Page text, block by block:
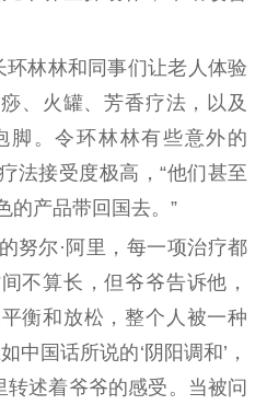
人才
职称评审
资源
服务
服务
登记服务
服务
平台
文艺创作
服务管理
出版
新闻发布工作备
林林和同事们让老人体验
、火罐、芳香疗法，以及
脚。令环林林有些意外的
法接受度极高，“他们甚至
的产品带回国去。”
尔·阿里，每一项治疗都
不算长，但爷爷告诉他，
衡和放松，整个人被一种
中国话所说的‘阴阳调和’，
转述着爷爷的感受。当被问